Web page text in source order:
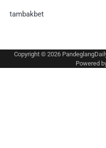
tambakbet
Copyright © 2026
Powered